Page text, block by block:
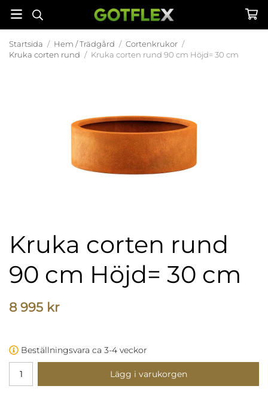
Startsida / Hem / Trädgård / Cortenkrukor /
Kruka corten rund / Kruka corten rund 90 cm Höjd= 30 cm
Kruka corten rund
90 cm Höjd= 30 cm
8 995 kr
Beställningsvara ca 3-4 veckor
Lägg i varukorgen